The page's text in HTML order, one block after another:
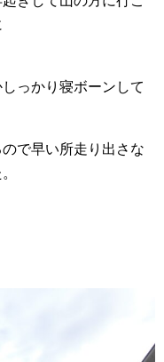
っかり寝ボーンして
で早い所走り出さな